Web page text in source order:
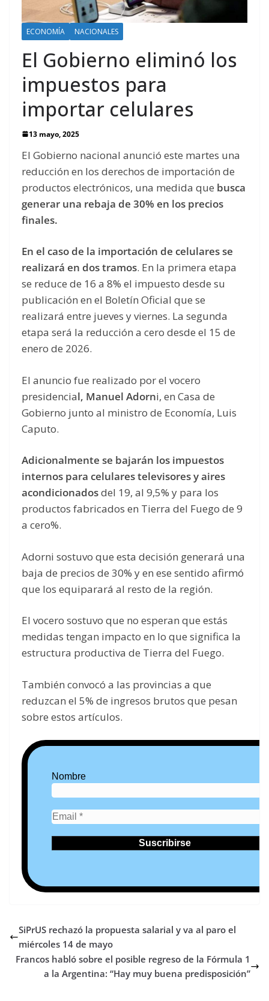
ECONOMÍA NACIONALES
El Gobierno eliminó los
impuestos para
importar celulares
13 mayo, 2025
El Gobierno nacional anunció este martes una
reducción en los derechos de importación de
productos electrónicos, una medida que busca
generar una rebaja de 30% en los precios
finales.
En el caso de la importación de celulares se
realizará en dos tramos. En la primera etapa
se reduce de 16 a 8% el impuesto desde su
publicación en el Boletín Oficial que se
realizará entre jueves y viernes. La segunda
etapa será la reducción a cero desde el 15 de
enero de 2026.
El anuncio fue realizado por el vocero
presidencial, Manuel Adorni, en Casa de
Gobierno junto al ministro de Economía, Luis
Caputo.
Adicionalmente se bajarán los impuestos
internos para celulares televisores y aires
acondicionadosdel 19, al 9,5% y para los
productos fabricados en Tierra del Fuego de 9
a cero%.
Adorni sostuvo que esta decisión generará una
baja de precios de 30% y en ese sentido afirmó
que los equiparará al resto de la región.
El vocero sostuvo que no esperan que estás
medidas tengan impacto en lo que significa la
estructura productiva de Tierra del Fuego.
También convocó a las provincias a que
reduzcan el 5% de ingresos brutos que pesan
sobre estos artículos.
Nombre
SiPrUS rechazó la propuesta salarial y va al paro el
miércoles 14 de mayo
Francos habló sobre el posible regreso de la Fórmula 1
a la Argentina: “Hay muy buena predisposición”